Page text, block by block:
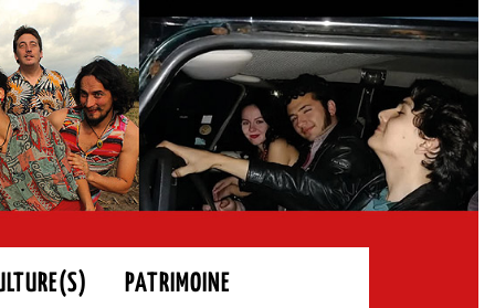
PATRIMOINE